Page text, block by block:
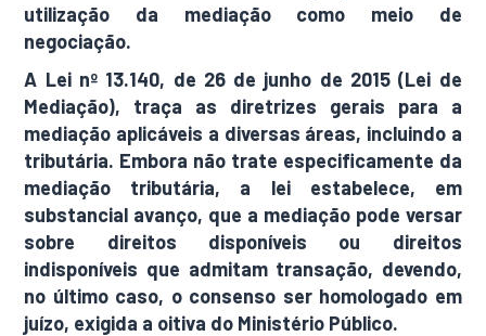
utilização da mediação como meio de
negociação.
A Lei nº 13.140, de 26 de junho de 2015 (Lei de
Mediação), traça as diretrizes gerais para a
mediação aplicáveis a diversas áreas, incluindo a
tributária. Embora não trate especificamente da
mediação tributária, a lei estabelece, em
substancial avanço, que a mediação pode versar
sobre direitos disponíveis ou direitos
indisponíveis que admitam transação, devendo,
no último caso, o consenso ser homologado em
juízo, exigida a oitiva do Ministério Público.